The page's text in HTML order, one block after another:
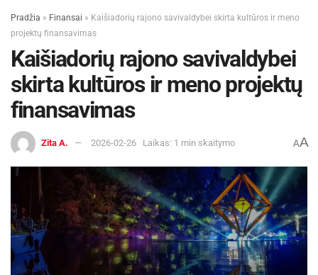
Pradžia » Finansai » Kaišiadorių rajono savivaldybei skirta kultūros ir meno
projektų finansavimas
Kaišiadorių rajono savivaldybei
skirta kultūros ir meno projektų
finansavimas
Zita A. 2026-02-26 Laikas: 1 min skaitymo AA